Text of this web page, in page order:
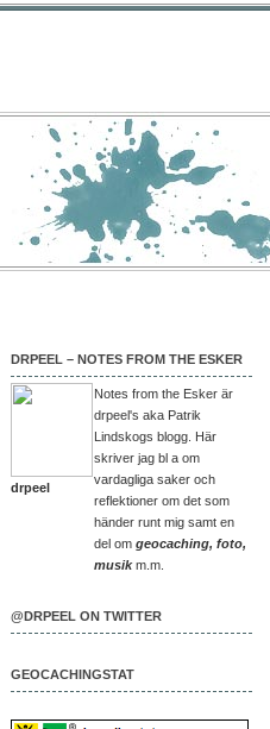
DRPEEL – NOTES FROM THE ESKER
drpeel
Notes from the Esker är
drpeel's aka Patrik
Lindskogs blogg. Här
skriver jag bl a om
vardagliga saker och
reflektioner om det som
händer runt mig samt en
del om geocaching, foto,
musikm.m.
@DRPEEL ON TWITTER
GEOCACHINGSTAT